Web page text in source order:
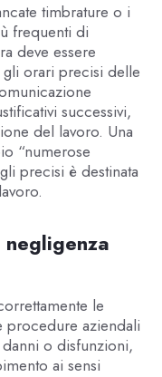
timbrature o i
frequenti di
deve essere
orari precisi delle
successivi,
del lavoro. Una
“numerose
precisi è destinata
le
procedure aziendali
o disfunzioni,
ai sensi